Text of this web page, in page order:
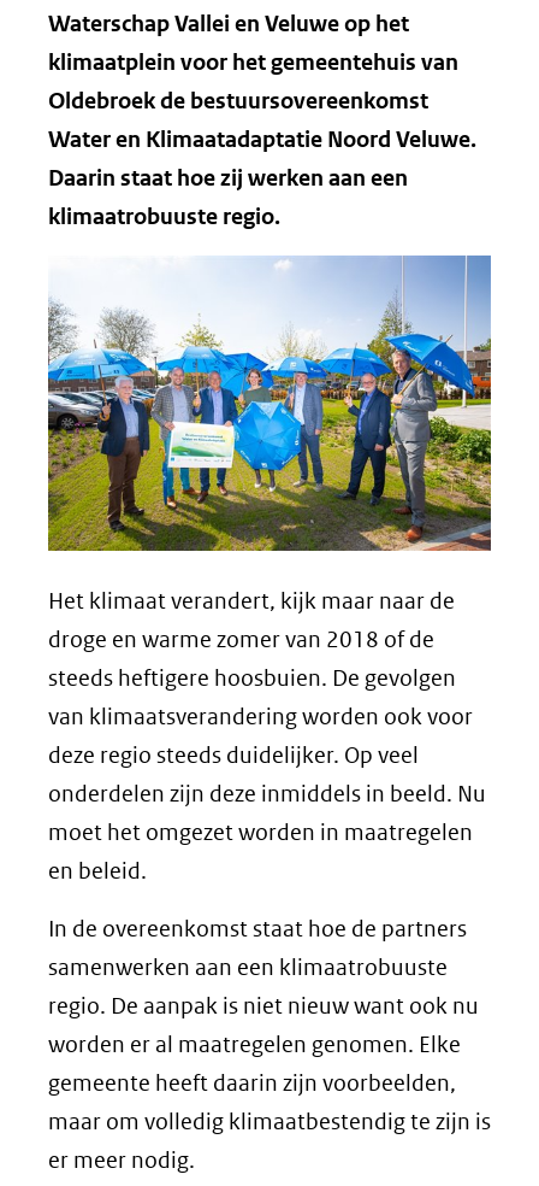
Waterschap Vallei en Veluweop het
klimaatplein voor het gemeentehuis van
Oldebroek de bestuursovereenkomst
Water en Klimaatadaptatie Noord Veluwe.
Daarin staat hoe zij werken aan een
klimaatrobuuste regio.
Het klimaat verandert, kijk maar naar de
droge en warme zomer van 2018 of de
steeds heftigere hoosbuien. De gevolgen
van klimaatsverandering worden ook voor
deze regio steeds duidelijker. Op veel
onderdelen zijn deze inmiddels in beeld. Nu
moet het omgezet worden in maatregelen
en beleid.
In de overeenkomst staat hoe de partners
samenwerken aan een klimaatrobuuste
regio. De aanpak is niet nieuw want ook nu
worden er al maatregelen genomen. Elke
gemeente heeft daarin zijn voorbeelden,
maar om volledig klimaatbestendig te zijn is
er meer nodig.